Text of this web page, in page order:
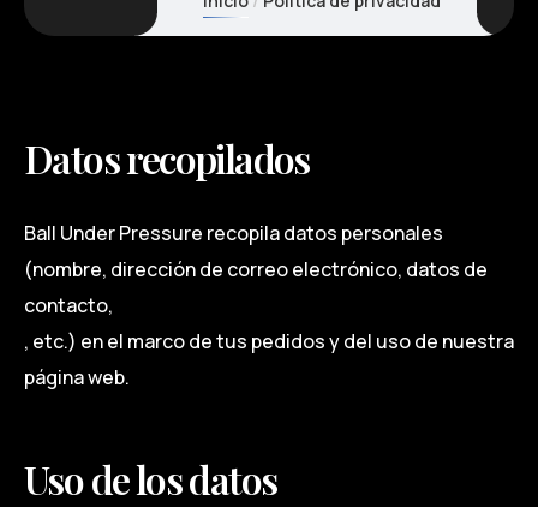
Datos recopilados
Ball Under Pressure recopila datos personales
(nombre, dirección de correo electrónico, datos de
contacto,
, etc.) en el marco de tus pedidos y del uso de nuestra
página web.
Uso de los datos